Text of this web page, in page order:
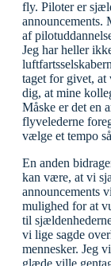
fly. Piloter er
announcements.
af
Jeg har heller
taget for givet, at
dig, at mine
Måske er det en
flyvelederne
vælge et tempo
En anden
kan være, at vi
announcements
mulighed for at
til
vi lige sagde
mennesker. Jeg
glæde ville